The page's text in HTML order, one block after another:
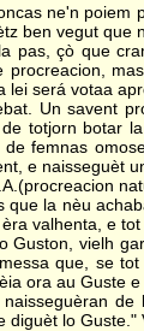
ne'n
ben vegut
pas, çò que
procreacion,
será votaa
Un savent
totjorn botar
femnas
e naisseguèt
que la nèu
valhenta, e
Guston, vielh
que, se
ora au Guste
lo